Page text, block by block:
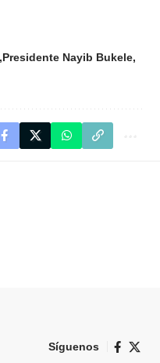
Presidente Nayib Bukele
Síguenos